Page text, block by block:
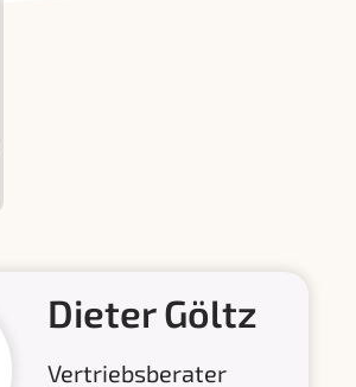
Dieter Göltz
Vertriebsberater